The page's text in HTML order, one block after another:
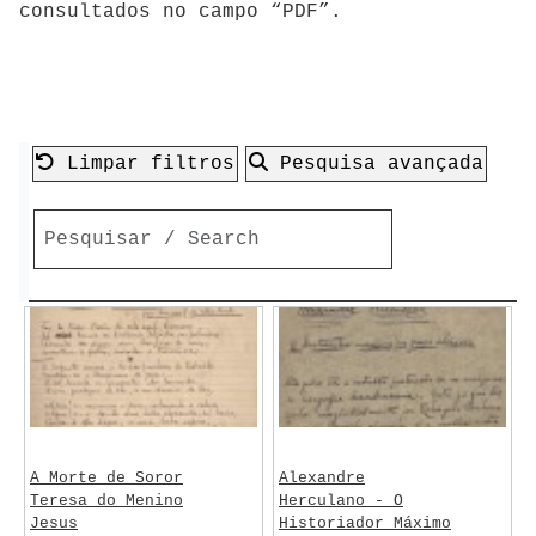
consultados no campo “PDF”.
Limpar filtros Pesquisa avançada
A Morte de Soror
Teresa do Menino
Jesus
Alexandre
Herculano - O
Historiador Máximo